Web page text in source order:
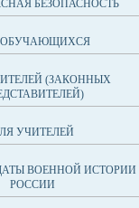
БЕЗОПАСНОСТЬ
ОБУЧАЮЩИХСЯ
(ЗАКОННЫХ
УЧИТЕЛЕЙ
ВОЕННОЙ ИСТОРИИ
РОССИИ